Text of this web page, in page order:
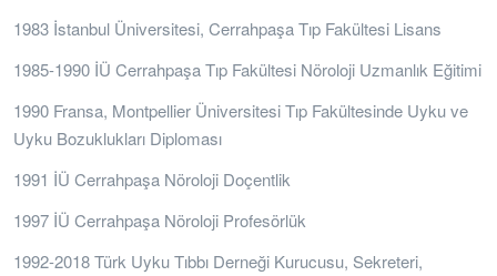
1983 İstanbul Üniversitesi, Cerrahpaşa Tıp Fakültesi Lisans
1985-1990 İÜ Cerrahpaşa Tıp Fakültesi Nöroloji Uzmanlık Eğitimi
1990 Fransa, Montpellier Üniversitesi Tıp Fakültesinde Uyku ve
Uyku Bozuklukları Diploması
1991 İÜ Cerrahpaşa Nöroloji Doçentlik
1997 İÜ Cerrahpaşa Nöroloji Profesörlük
1992-2018 Türk Uyku Tıbbı Derneği Kurucusu, Sekreteri,